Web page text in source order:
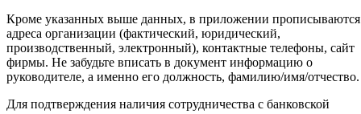
Кроме указанных выше данных, в приложении прописываются
адреса организации (фактический, юридический,
производственный, электронный), контактные телефоны, сайт
фирмы. Не забудьте вписать в документ информацию о
руководителе, а именно его должность, фамилию/имя/отчество.
Для подтверждения наличия сотрудничества с банковской